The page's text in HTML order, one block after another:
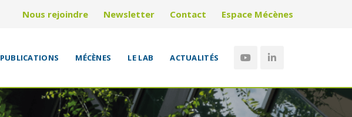
Nous rejoindre Newsletter Contact Espace Mécènes
PUBLICATIONS MÉCÈNES LE LAB ACTUALITÉS